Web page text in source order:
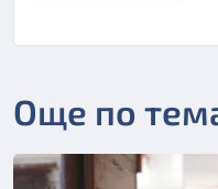
Още по